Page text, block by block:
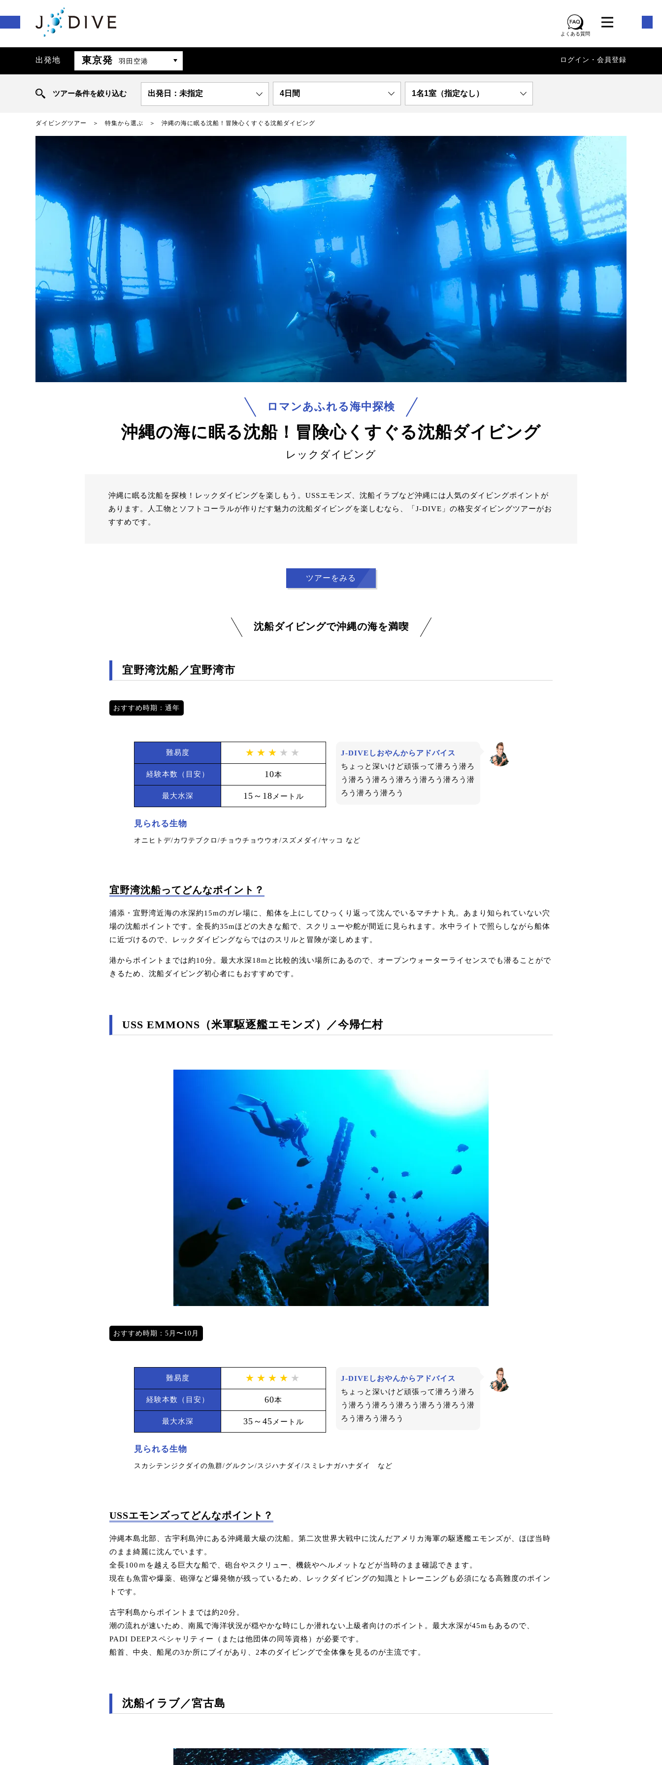
よくある質問
出発地 東京発 羽田空港 ログイン・会員登録
ツアー条件を絞り込む 出発日：未指定 4日間 1名1室（指定なし）
ダイビングツアー 特集から選ぶ 沖縄の海に眠る沈船！冒険心くすぐる沈船ダイビング
ロマンあふれる海中探検
沖縄の海に眠る沈船！ 冒険心くすぐる沈船ダイビング
レックダイビング
沖縄に眠る沈船を探検！レックダイビングを楽しもう。USSエモンズ、沈船イラブなど沖縄には人気のダイビングポイントが
あります。人工物とソフトコーラルが作りだす魅力の沈船ダイビングを楽しむなら、「J-DIVE」の格安ダイビングツアーがお
すすめです。
ツアーをみる
沈船ダイビングで沖縄の海を満喫
宜野湾沈船／宜野湾市
おすすめ時期：通年
難易度 ★★★ ★★
経験本数（目安） 10本
最大水深 15～18 メートル
J-DIVEしおやんからアドバイス
ちょっと深いけど頑張って潜ろう潜ろ
う潜ろう潜ろう潜ろう潜ろう潜ろう潜
ろう潜ろう潜ろう
見られる生物
オニヒトデ/カワテブクロ/チョウチョウウオ/スズメダイ/ヤッコ など
宜野湾沈船ってどんなポイント？
浦添・宜野湾近海の水深約15mのガレ場に、船体を上にしてひっくり返って沈んでいるマチナト丸。あまり知られていない穴
場の沈船ポイントです。全長約35mほどの大きな船で、スクリューや舵が間近に見られます。水中ライトで照らしながら船体
に近づけるので、レックダイビングならではのスリルと冒険が楽しめます。
港からポイントまでは約10分。最大水深18mと比較的浅い場所にあるので、オープンウォーターライセンスでも潜ることがで
きるため、沈船ダイビング初心者にもおすすめです。
USS EMMONS（米軍駆逐艦エモンズ）／今帰仁村
おすすめ時期：5月〜10月
難易度 ★★★★ ★
経験本数（目安） 60本
最大水深 35～45 メートル
J-DIVEしおやんからアドバイス
ちょっと深いけど頑張って潜ろう潜ろ
う潜ろう潜ろう潜ろう潜ろう潜ろう潜
ろう潜ろう潜ろう
見られる生物
スカシテンジクダイの魚群/グルクン/スジハナダイ/スミレナガハナダイ など
USSエモンズってどんなポイント？
沖縄本島北部、古宇利島沖にある沖縄最大級の沈船。第二次世界大戦中に沈んだアメリカ海軍の駆逐艦エモンズが、ほぼ当時
のまま綺麗に沈んでいます。
全長100ｍを越える巨大な船で、砲台やスクリュー、機銃やヘルメットなどが当時のまま確認できます。
現在も魚雷や爆薬、砲弾など爆発物が残っているため、レックダイビングの知識とトレーニングも必須になる高難度のポイン
トです。
古宇利島からポイントまでは約20分。
潮の流れが速いため、南風で海洋状況が穏やかな時にしか潜れない上級者向けのポイント。最大水深が45mもあるので、
PADI DEEPスペシャリティー（または他団体の同等資格）が必要です。
船首、中央、船尾の3か所にブイがあり、2本のダイビングで全体像を見るのが主流です。
沈船イラブ／宮古島